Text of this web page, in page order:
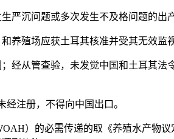
沉问题或多次发生不及格问题的出产
殖场应获土耳其核准并受其无效监视
从管查验，未发觉中国和土耳其法
注册，不得向中国出口。
）的必需传递的取《养殖水产物议